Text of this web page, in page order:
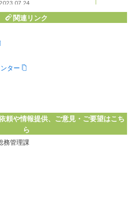
2023.07.24
関連リンク
ター
頼や情報提供、ご意見・ご要望はこち
ら
務管理課